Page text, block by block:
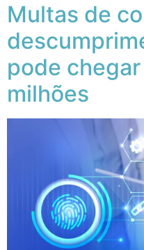
Multas de
pode
milhões